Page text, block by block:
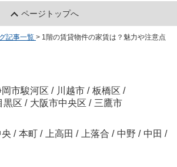
ページトップへ
記事一覧 > 1階の賃貸物件の家賃は？魅力や注意点
岡市駿河区 / 川越市 / 板橋区 /
黒区 / 大阪市中央区 / 三鷹市
央 / 本町 / 上高田 / 上落合 / 中野 / 中田 /